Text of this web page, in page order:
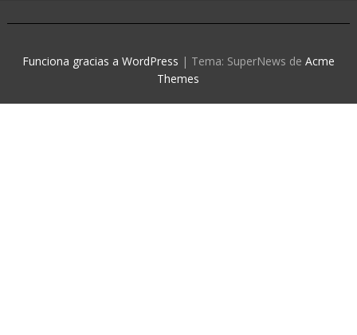
Funciona gracias a WordPress | Tema: SuperNews de Acme
Themes